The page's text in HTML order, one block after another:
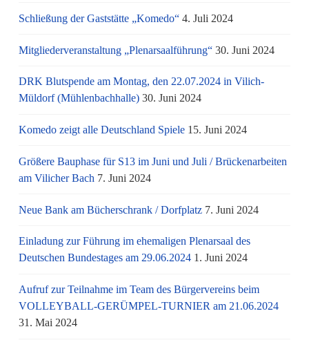
Schließung der Gaststätte „Komedo“ 4. Juli 2024
Mitgliederveranstaltung „Plenarsaalführung“ 30. Juni 2024
DRK Blutspende am Montag, den 22.07.2024 in Vilich-
Müldorf (Mühlenbachhalle) 30. Juni 2024
Komedo zeigt alle Deutschland Spiele 15. Juni 2024
Größere Bauphase für S13 im Juni und Juli / Brü­cken­ar­bei­ten
am Vi­li­cher Bach 7. Juni 2024
Neue Bank am Bücherschrank / Dorfplatz 7. Juni 2024
Einladung zur Führung im ehemaligen Plenarsaal des
Deutschen Bundestages am 29.06.2024 1. Juni 2024
Aufruf zur Teilnahme im Team des Bürgervereins beim
VOLLEYBALL-GERÜMPEL-TURNIER am 21.06.2024
31. Mai 2024